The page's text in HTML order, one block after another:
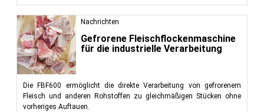
Nachrichten
Gefrorene Fleischflockenmaschine
für die industrielle Verarbeitung
Die FBF600 ermöglicht die direkte Verarbeitung von gefrorenem
Fleisch und anderen Rohstoffen zu gleichmäßigen Stücken ohne
vorheriges Auftauen.